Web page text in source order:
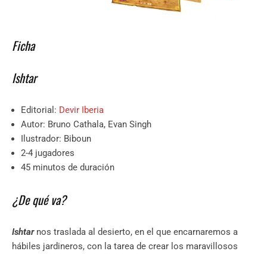
Ficha
Ishtar
Editorial: Devir Iberia
Autor: Bruno Cathala, Evan Singh
Ilustrador: Biboun
2-4 jugadores
45 minutos de duración
¿De qué va?
Ishtarnos traslada al desierto, en el que encarnaremos a
hábiles jardineros, con la tarea de crear los maravillosos